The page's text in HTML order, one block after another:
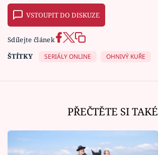
VSTOUPIT DO DISKUZE
Sdílejte článek
ŠTÍTKY
SERIÁLY ONLINE OHNIVÝ KUŘE
PŘEČTĚTE SI TAKÉ